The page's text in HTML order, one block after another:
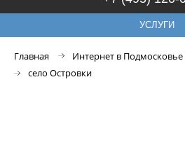
УСЛУГИ
Главная Интернет в Подмосковье
село Островки